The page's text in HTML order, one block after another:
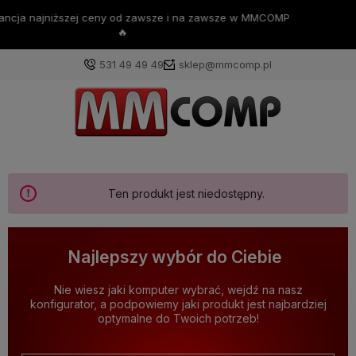
💪Darmowa dostawa już od 200zł 💪
531 49 49 49 sklep@mmcomp.pl
Ten produkt jest niedostępny.
Najlepszy wybór do Ciebie
Nie wiesz jaki komputer wybrać, wejdź na nasz
konfigurator, a podpowiemy jaki produkt jest najbardziej
optymalne do Twoich potrzeb!